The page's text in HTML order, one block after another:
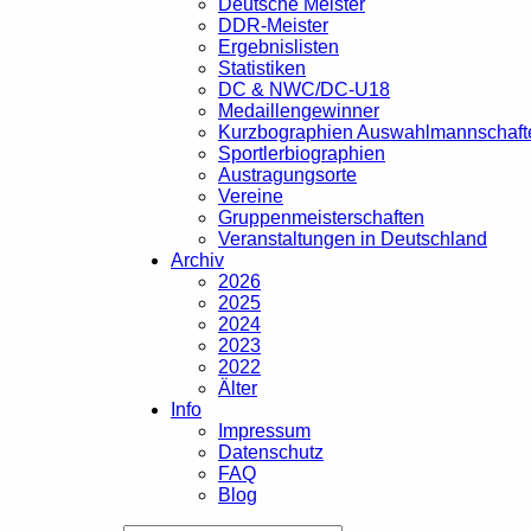
Deutsche Meister
DDR-Meister
Ergebnislisten
Statistiken
DC & NWC/DC-U18
Medaillengewinner
Kurzbographien
Sportlerbiographien
Austragungsorte
Vereine
Gruppenmeisterschaften
Veranstaltungen in Deutschland
Archiv
2026
2025
2024
2023
2022
Älter
Info
Impressum
Datenschutz
FAQ
Blog